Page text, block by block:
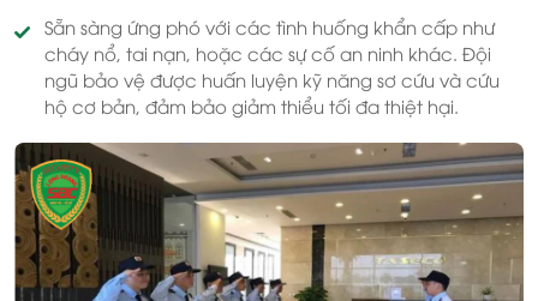
Sẵn sàng ứng phó với các tình huống khẩn cấp như
cháy nổ, tai nạn, hoặc các sự cố an ninh khác. Đội
ngũ bảo vệ được huấn luyện kỹ năng sơ cứu và cứu
hộ cơ bản, đảm bảo giảm thiểu tối đa thiệt hại.